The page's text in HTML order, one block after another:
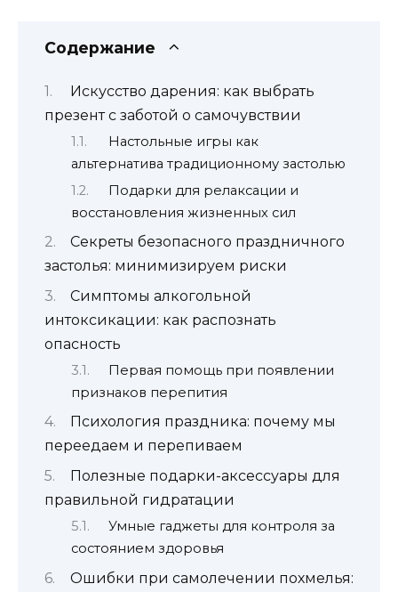
Содержание
Искусство дарения: как выбрать
презент с заботой о самочувствии
Настольные игры как
альтернатива традиционному застолью
Подарки для релаксации и
восстановления жизненных сил
Секреты безопасного праздничного
застолья: минимизируем риски
Симптомы алкогольной
интоксикации: как распознать
опасность
Первая помощь при появлении
признаков перепития
Психология праздника: почему мы
переедаем и перепиваем
Полезные подарки-аксессуары для
правильной гидратации
Умные гаджеты для контроля за
состоянием здоровья
Ошибки при самолечении похмелья: